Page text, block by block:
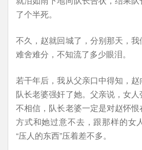
了个半死。
不久，赵就回城了，分别那天，我
难舍难分，不知流了多少眼泪。
若干年后，我从父亲口中得知，
队长老婆强奸了她。父亲说，女
不相信，队长老婆一定是对赵怀
方式和她过意不去，跟那样的女
“压人的东西”压着差不多。